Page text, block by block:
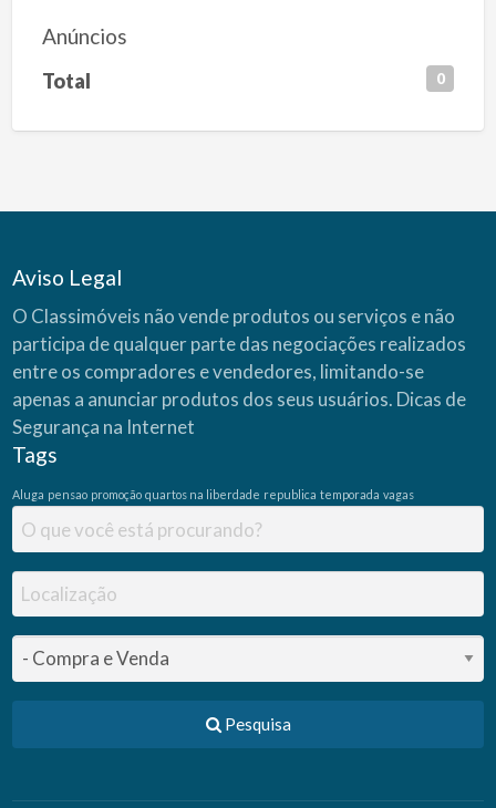
Anúncios
Total 0
Aviso Legal
O Classimóveis não vende produtos ou serviços e não
participa de qualquer parte das negociações realizados
entre os compradores e vendedores, limitando-se
apenas a anunciar produtos dos seus usuários. Dicas de
Segurança na Internet
Tags
Aluga pensao promoção quartos na liberdade republica temporada vagas
Pesquisa